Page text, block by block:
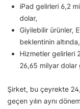
iPad gelirleri 6,2
dolar,
Giyilebilir ürünler,
beklentinin
Hizmetler gelirleri
26,65 milyar dolar
Şirket, bu çeyrekte
geçen yılın aynı